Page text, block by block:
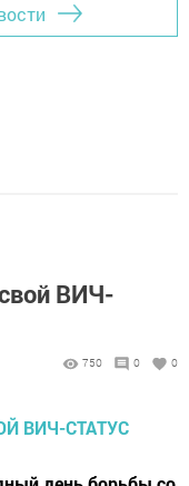
ВИЧ-
750 0 0